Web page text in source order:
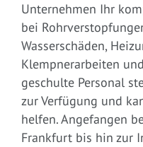
Unternehmen Ihr
bei
Wasserschäden,
Klempnerarbeiten
geschulte Personal
zur Verfügung und
helfen. Angefangen
Frankfurt bis hin zur